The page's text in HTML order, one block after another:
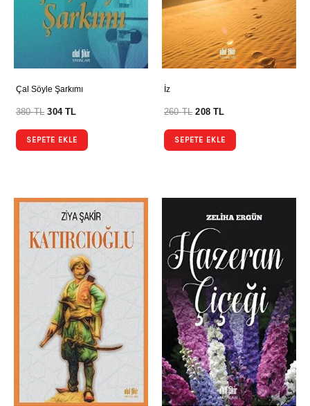
Çal Söyle Şarkımı
380TL 304TL
SEPETE EKLE
İz
260TL 208TL
SEPETE EKLE